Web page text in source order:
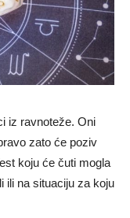
iz ravnoteže. Oni
zato će poziv
koju će čuti mogla
ili na situaciju za koju